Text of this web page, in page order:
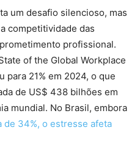
um desafio silencioso, mas
competitividade das
profissional.
of the Global Workplace
para 21% em 2024, o que
de US$ 438 bilhões em
mundial. No Brasil, embora
de 34%, o estresse afeta